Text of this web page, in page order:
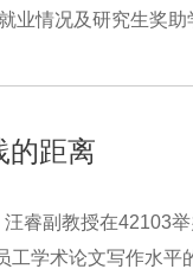
情况及研究生奖
距离
睿副教授在
学术论文写作水